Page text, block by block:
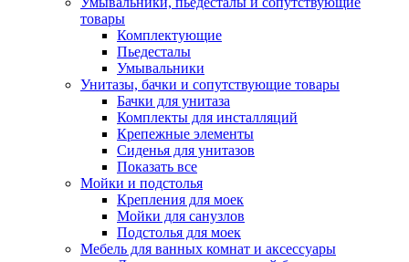
товары
Комплектующие
Пьедесталы
Умывальники
Унитазы, бачки и сопутствующие товары
Бачки для унитаза
Комплекты для инсталляций
Крепежные элементы
Сиденья для унитазов
Показать все
Мойки и подстолья
Крепления для моек
Мойки для санузлов
Подстолья для моек
Мебель для ванных комнат и аксессуары